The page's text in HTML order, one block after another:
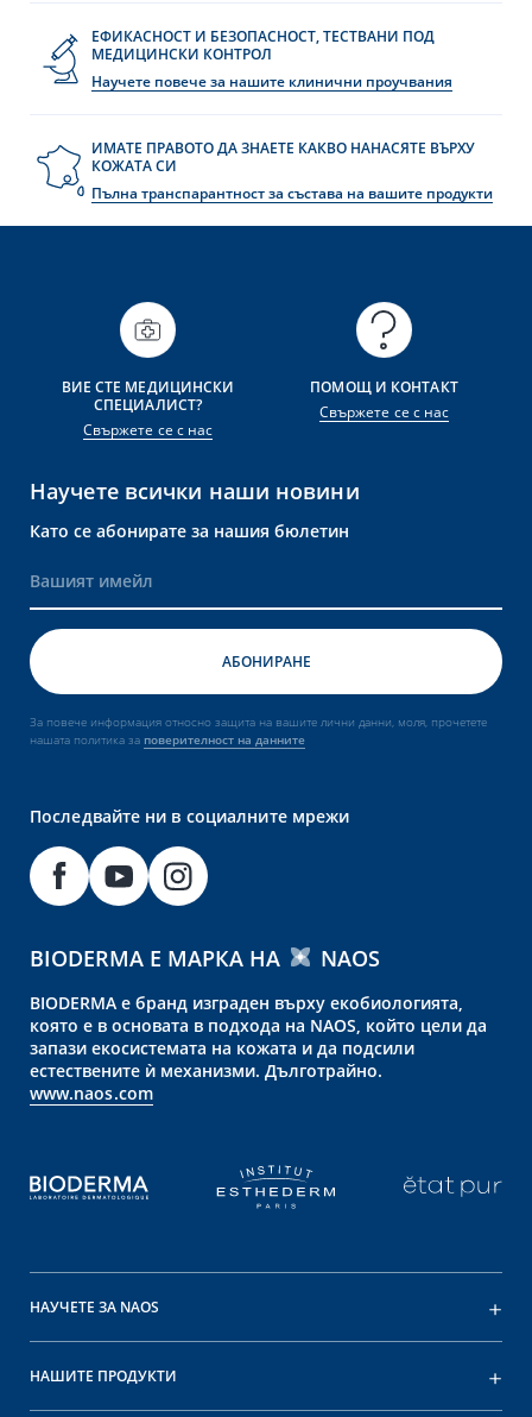
ЕФИКАСНОСТ И БЕЗОПАСНОСТ, ТЕСТВАНИ ПОД
МЕДИЦИНСКИ КОНТРОЛ
Научете повече за нашите клинични проучвания
ИМАТЕ ПРАВОТО ДА ЗНАЕТЕ КАКВО НАНАСЯТЕ ВЪРХУ
КОЖАТА СИ
Пълна транспарантност за състава на вашите продукти
ВИЕ СТЕ МЕДИЦИНСКИ
СПЕЦИАЛИСТ?
Свържете се с нас
ПОМОЩ И КОНТАКТ
Свържете се с нас
Научете всички наши новини
Като се абонирате за нашия бюлетин
За повече информация относно защита на вашите лични данни, моля, прочетете
нашата политика за поверителност на данните
Последвайте ни в социалните мрежи
BIODERMA Е МАРКА НА NAOS
BIODERMA е бранд изграден върху екобиологията,
която е в основата в подхода на NAOS, който цели да
запази екосистемата на кожата и да подсили
естествените ѝ механизми. Дълготрайно.
www.naos.com
НАУЧЕТЕ ЗА NAOS
НАШИТЕ ПРОДУКТИ